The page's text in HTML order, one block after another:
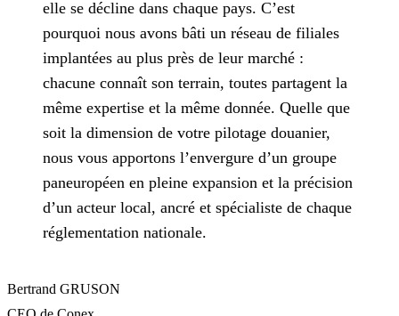
elle se décline dans chaque pays. C’est
pourquoi nous avons bâti un réseau de filiales
implantées au plus près de leur marché :
chacune connaît son terrain, toutes partagent la
même expertise et la même donnée. Quelle que
soit la dimension de votre pilotage douanier,
nous vous apportons l’envergure d’un groupe
paneuropéen en pleine expansion et la précision
d’un acteur local, ancré et spécialiste de chaque
réglementation nationale.
Bertrand GRUSON